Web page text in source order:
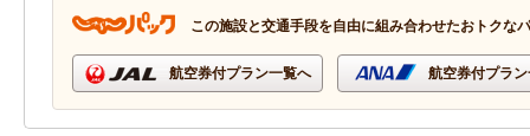
この施設と交通手段を自由に組み合わせたおトクな
航空券付プラン一覧へ 航空券付プラ